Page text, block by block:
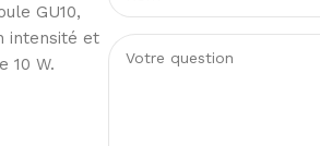
GU10,
intensité et
10 W.